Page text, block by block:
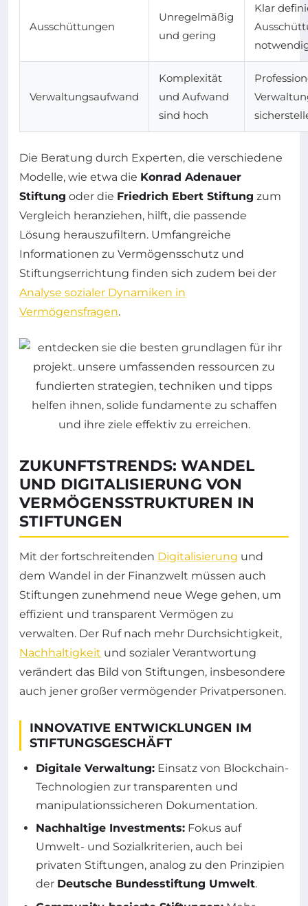
Ausschüttungen
Unregelmäßig
und gering
Klar
Verwaltungsaufwand
Komplexität
und Aufwand
sind hoch
Die Beratung durch Experten, die verschiedene
Modelle, wie etwa die Konrad Adenauer
Stiftung oder die Friedrich Ebert Stiftung zum
Vergleich heranziehen, hilft, die passende
Lösung herauszufiltern. Umfangreiche
Informationen zu Vermögensschutz und
Stiftungserrichtung finden sich zudem bei der
Analyse sozialer Dynamiken in
Vermögensfragen.
ZUKUNFTSTRENDS: WANDEL
UND DIGITALISIERUNG VON
VERMÖGENSSTRUKTUREN IN
STIFTUNGEN
Mit der fortschreitenden Digitalisierung und
dem Wandel in der Finanzwelt müssen auch
Stiftungen zunehmend neue Wege gehen, um
effizient und transparent Vermögen zu
verwalten. Der Ruf nach mehr Durchsichtigkeit,
Nachhaltigkeit und sozialer Verantwortung
verändert das Bild von Stiftungen, insbesondere
auch jener großer vermögender Privatpersonen.
INNOVATIVE ENTWICKLUNGEN IM
STIFTUNGSGESCHÄFT
Digitale Verwaltung: Einsatz von Blockchain-
Technologien zur transparenten und
manipulationssicheren Dokumentation.
Nachhaltige Investments: Fokus auf
Umwelt- und Sozialkriterien, auch bei
privaten Stiftungen, analog zu den Prinzipien
der Deutsche Bundesstiftung Umwelt.